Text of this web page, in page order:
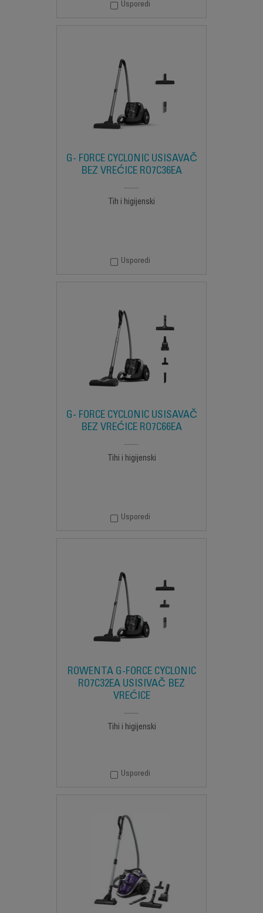
Usporedi
G- FORCE CYCLONIC USISAVAČ
BEZ VREĆICE RO7C36EA
Tih i higijenski
Usporedi
G- FORCE CYCLONIC USISAVAČ
BEZ VREĆICE RO7C66EA
Tihi i higijenski
Usporedi
ROWENTA G-FORCE CYCLONIC
RO7C32EA USISIVAČ BEZ
VREĆICE
Tihi i higijenski
Usporedi